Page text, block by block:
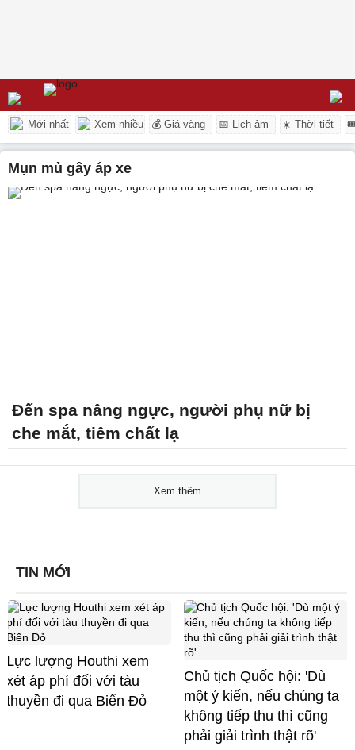
Mới nhất Xem nhiều 💰 Giá vàng 📅 Lịch âm ☀️ Thời tiết
mụn mủ gây áp xe
Đến spa nâng ngực, người phụ nữ bị
che mắt, tiêm chất lạ
Xem thêm
TIN MỚI
Lực lượng Houthi xem
xét áp phí đối với tàu
thuyền đi qua Biển Đỏ
Chủ tịch Quốc hội: 'Dù
một ý kiến, nếu chúng ta
không tiếp thu thì cũng
phải giải trình thật rõ'